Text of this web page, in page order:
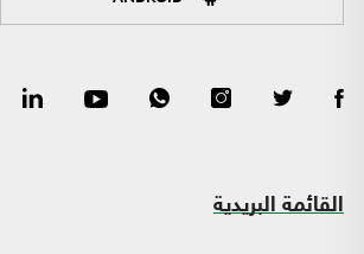
القائمة البريدية